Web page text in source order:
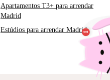
Apartamentos T3+ para arrendar
Madrid
Estúdios para arrendar Madrid